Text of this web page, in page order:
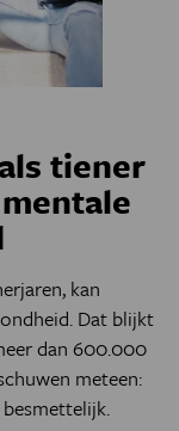
tiener
kan
Dat blijkt
dan 600.000
meteen: